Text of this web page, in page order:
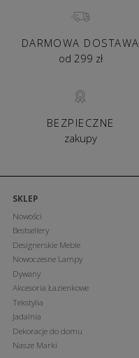
DARMOWA DOSTAWA
od 299 zł
BEZPIECZNE
zakupy
SKLEP
Nowości
Bestsellery
Designerskie Meble
Nowoczesne Lampy
Dywany
Akcesoria Łazienkowe
Tekstylia
Jadalnia
Dekoracje do domu
Nasze Marki